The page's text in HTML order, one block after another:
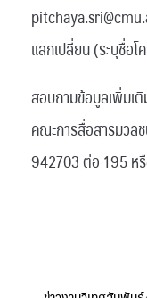
แลกเปลี่ยน (ระบุชื่อโ
สอบถามข้อมูลเพิ่ม
คณะการสื่อสารมว
942703 ต่อ 195 ห